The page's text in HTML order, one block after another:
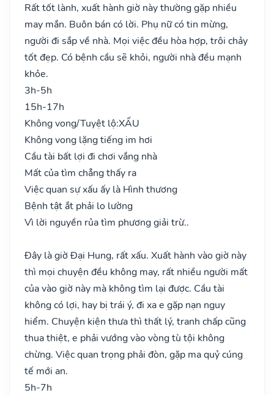
Rất tốt lành, xuất hành giờ này thường gặp nhiều
may mắn. Buôn bán có lời. Phụ nữ có tin mừng,
người đi sắp về nhà. Mọi việc đều hòa hợp, trôi chảy
tốt đẹp. Có bệnh cầu sẽ khỏi, người nhà đều mạnh
khỏe.
3h-5h
15h-17h
Không vong/Tuyệt lộ:XẤU
Không vong lặng tiếng im hơi
Cầu tài bất lợi đi chơi vắng nhà
Mất của tìm chẳng thấy ra
Việc quan sự xấu ấy là Hình thương
Bệnh tật ắt phải lo lường
Vì lời nguyền rủa tìm phương giải trừ..
Đây là giờ Đại Hung, rất xấu. Xuất hành vào giờ này
thì mọi chuyện đều không may, rất nhiều người mất
của vào giờ này mà không tìm lại được. Cầu tài
không có lợi, hay bị trái ý, đi xa e gặp nạn nguy
hiểm. Chuyện kiện thưa thì thất lý, tranh chấp cũng
thua thiệt, e phải vướng vào vòng tù tội không
chừng. Việc quan trọng phải đòn, gặp ma quỷ cúng
tế mới an.
5h-7h